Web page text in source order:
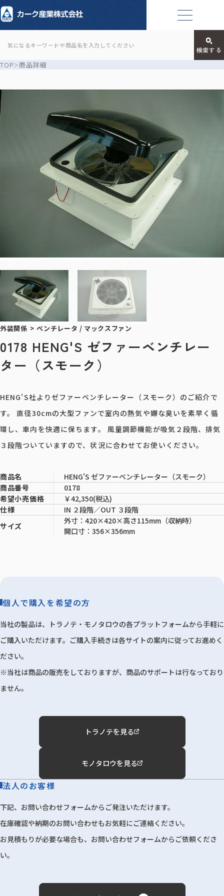
TOP 商品詳細
外装関係 > ベンチレータ / マックスファン
0178 HENG'S ゼファーベンチレー
ター（スモーク）
HENG'S社よりゼファーベンチレーター（スモーク）のご紹介で
す。 直径30cmの大型ファンで室内の熱気や嫌な臭いを素早く循
環し、車内を快適に保ちます。 風量調節機能が吸気２段階、排気
３段階ついていますので、状況に合わせてお使いください。
商品名
HENG'S ゼファーベンチレーター（スモーク）
商品番号
0178
希望小売価格
￥42,350(税込)
仕様
IN ２段階／OUT ３段階
サイズ
外寸：420×420×高さ115mm（収納時）
開口寸：356×356mm
個人で購入を希望の方
当社の製品は、トラノテ・モノタロウの各プラットフォームから手軽に
ご購入いただけます。ご購入手続きは各サイトの案内に従ってお進めく
ださい。
※当社は商品の販売をしておりますが、商品のサポートは行なっており
ません。
トラノテを見る
モノタロウを見る
法人のお客様
下記、お問い合わせフォームからご発注いただけます。
在庫確認や納期のお問い合わせもお気軽にご連絡ください。
お見積もりが必要な場合も、お問い合わせフォームからご依頼くださ
い。